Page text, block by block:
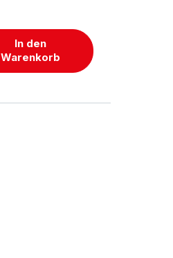
In den
Warenkorb